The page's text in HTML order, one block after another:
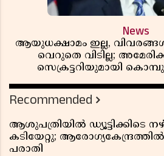
News
ആയുധക്ഷാമം ഇല്ല,
വെറുതെ വിടില്ല;
സെക്രട്ടറിയുമായി
Recommended
ആശുപത്രിയിൽ ഡ്യൂട്ടിക്കിടെ
കടിയേറ്റു;
പരാതി